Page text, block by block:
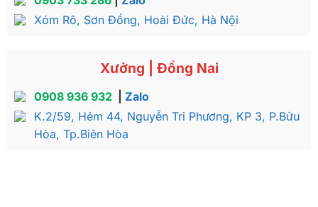
Xóm Rô, Sơn Đồng, Hoài Đức, Hà Nội
Xưởng | Đồng Nai
0908 936 932
Zalo
K.2/59, Hẻm 44, Nguyễn Tri Phương, KP 3, P.Bửu
Hòa, Tp.Biên Hòa